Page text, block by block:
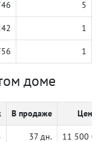
5
1
1
доме
В продаже
37 дн. 11 500